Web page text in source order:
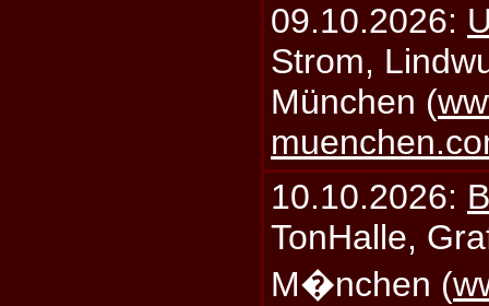
09.10.2026:
Strom,
München (
10.10.2026:
TonHalle,
M�nchen (